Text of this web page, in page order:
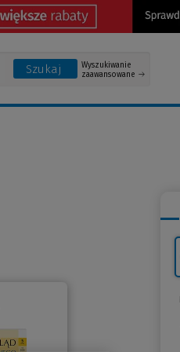
Szukaj
Wyszukiwanie
zaawansowane